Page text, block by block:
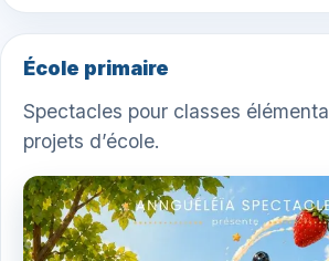
École primaire
Spectacles pour classes
projets d’école.